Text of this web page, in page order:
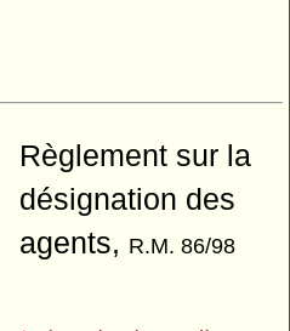
Règlement sur la
désignation des
agents, R.M. 86/98